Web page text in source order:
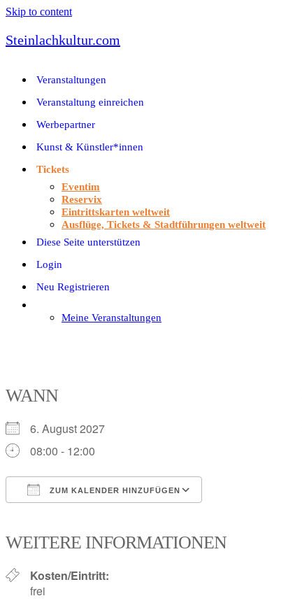
Skip to content
Steinlachkultur.com
Veranstaltungen
Veranstaltung einreichen
Werbepartner
Kunst & Künstler*innen
Tickets
Eventim
Reservix
Eintrittskarten weltweit
Ausflüge, Tickets & Stadtführungen weltweit
Diese Seite unterstützen
Login
Neu Registrieren
Meine Veranstaltungen
WANN
6. August 2027
08:00 - 12:00
ZUM KALENDER HINZUFÜGEN
WEITERE INFORMATIONEN
Kosten/Eintritt:
frei